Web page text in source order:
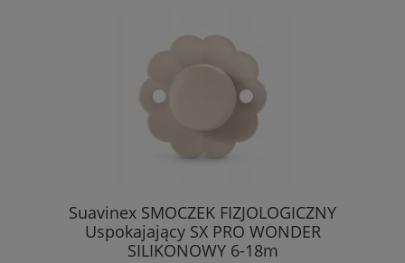
Suavinex SMOCZEK FIZJOLOGICZNY
Uspokajający SX PRO WONDER
SILIKONOWY 6-18m